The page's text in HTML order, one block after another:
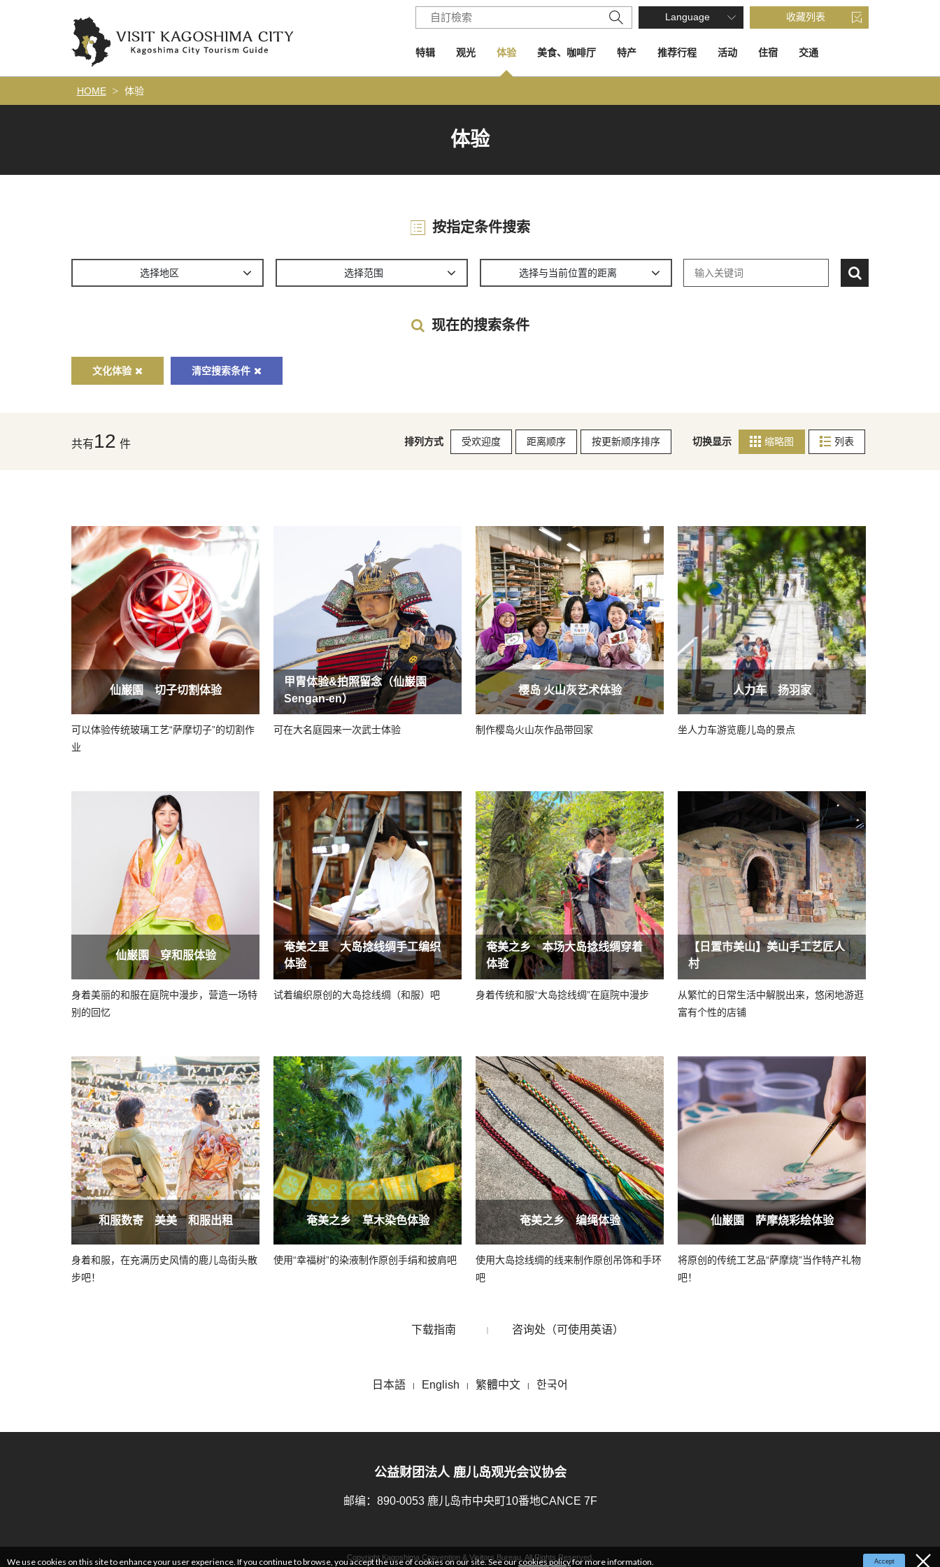
Language 收藏列表
特辑 观光 体验 美食、咖啡厅 特产 推荐行程 活动 住宿 交通
HOME 体验
体验
按指定条件搜索
选择地区 选择范围 选择与当前位置的距离
现在的搜索条件
文化体验 清空搜索条件
共有12 件 排列方式 受欢迎度 距离顺序 按更新顺序排序 切换显示 缩略图 列表
仙巌園 切子切割体验
可以体验传统玻璃工艺“萨摩切子”的切割作
业
甲胄体验&拍照留念（仙巌園
Sengan-en）
可在大名庭园来一次武士体验
樱岛 火山灰艺术体验
制作樱岛火山灰作品带回家
人力车 扬羽家
坐人力车游览鹿儿岛的景点
仙巌園 穿和服体验
身着美丽的和服在庭院中漫步，营造一场特
别的回忆
奄美之里 大岛捻线绸手工编织
体验
试着编织原创的大岛捻线绸（和服）吧
奄美之乡 本场大岛捻线绸穿着
体验
身着传统和服“大岛捻线绸”在庭院中漫步
【日置市美山】美山手工艺匠人
村
从繁忙的日常生活中解脱出来，悠闲地游逛
富有个性的店铺
和服数寄 美美 和服出租
身着和服，在充满历史风情的鹿儿岛街头散
步吧！
奄美之乡 草木染色体验
使用“幸福树”的染液制作原创手绢和披肩吧
奄美之乡 编绳体验
使用大岛捻线绸的线来制作原创吊饰和手环
吧
仙巌園 萨摩烧彩绘体验
将原创的传统工艺品“萨摩烧”当作特产礼物
吧！
下载指南 咨询处（可使用英语）
日本語 English 繁體中文 한국어
公益财团法人 鹿儿岛观光会议协会
邮编：890-0053 鹿儿岛市中央町10番地CANCE 7F
Copyright Kagoshima Convention & Visitors Bureau. All Rights Reserved.
We use cookies on this site to enhance your user experience. If you continue to browse, you accept the use of cookies on our site. See ourcookies policyfor more information. Accept